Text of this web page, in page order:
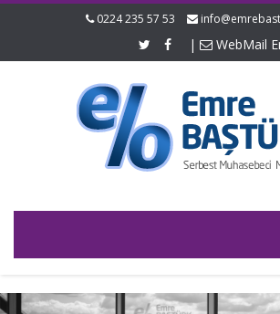
0224 235 57 53
| WebMail